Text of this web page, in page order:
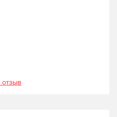
отзыв